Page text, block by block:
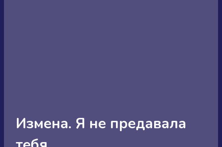
Измена. Я не предавала